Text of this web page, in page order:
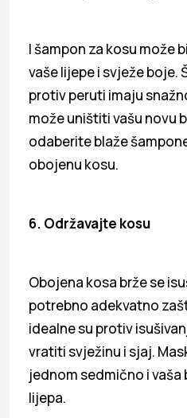
I šampon za kosu može
vaše lijepe i svježe boje.
protiv peruti imaju
može uništiti vašu novu
odaberite blaže
obojenu kosu.
6. Održavajte kosu
Obojena kosa brže se
potrebno adekvatno
idealne su protiv
vratiti svježinu i sjaj.
jednom sedmično i
lijepa.